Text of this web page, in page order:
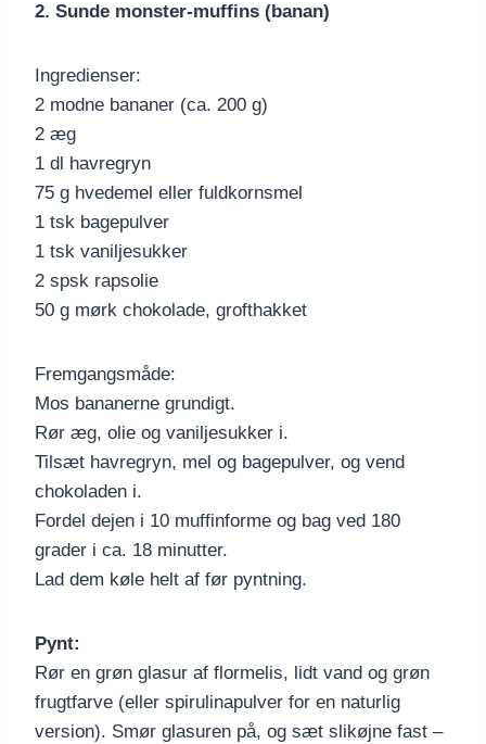
2. Sunde monster-muffins (banan)
Ingredienser:
2 modne bananer (ca. 200 g)
2 æg
1 dl havregryn
75 g hvedemel eller fuldkornsmel
1 tsk bagepulver
1 tsk vaniljesukker
2 spsk rapsolie
50 g mørk chokolade, grofthakket
Fremgangsmåde:
Mos bananerne grundigt.
Rør æg, olie og vaniljesukker i.
Tilsæt havregryn, mel og bagepulver, og vend
chokoladen i.
Fordel dejen i 10 muffinforme og bag ved 180
grader i ca. 18 minutter.
Lad dem køle helt af før pyntning.
Pynt:
Rør en grøn glasur af flormelis, lidt vand og grøn
frugtfarve (eller spirulinapulver for en naturlig
version). Smør glasuren på, og sæt slikøjne fast –